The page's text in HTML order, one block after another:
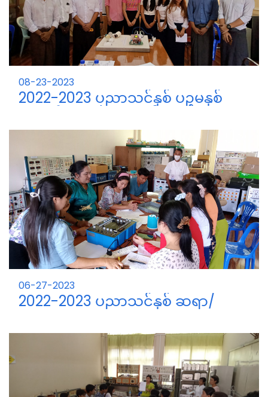
08-23-2023
2022-2023 ပညာသင်နှစ် ပဉ္စမနှစ်
များ
06-27-2023
2022-2023 ပညာသင်နှစ် ဆရာ/
Training သင်တန်း မှတ်တမ်း။